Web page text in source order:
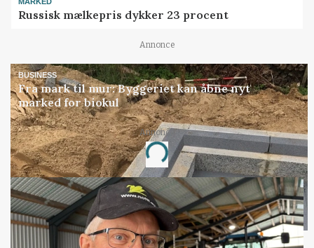
Russisk mælkepris dykker 23 procent
Annonce
BUSINESS
Fra mark til mur: Byggeriet kan åbne nyt
marked for biokul
Annonce
Loading...